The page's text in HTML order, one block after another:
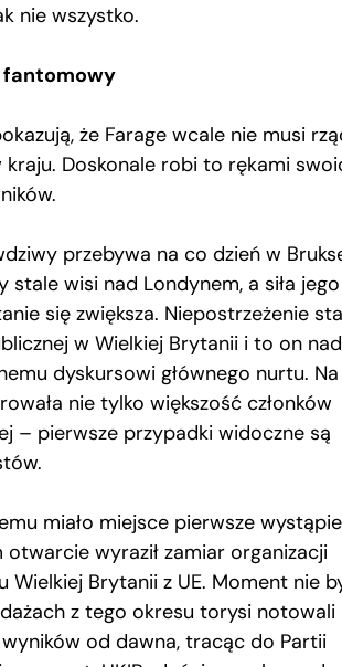
nie wszystko.
fantomowy
że Farage wcale nie musi
Doskonale robi to rękami
przebywa na co dzień w
wisi nad Londynem, a siła jego
się zwiększa. Niepostrzeżenie
w Wielkiej Brytanii i to on
dyskursowi głównego nurtu. Na
nie tylko większość członków
– pierwsze przypadki widoczne są
miało miejsce pierwsze
wyraził zamiar organizacji
Brytanii z UE. Moment nie
z tego okresu torysi notowali
wyników od dawna, tracąc do Partii